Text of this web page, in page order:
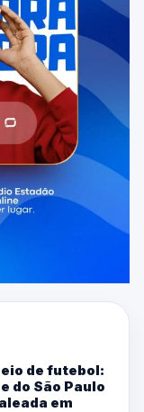
de futebol:
do São Paulo
em